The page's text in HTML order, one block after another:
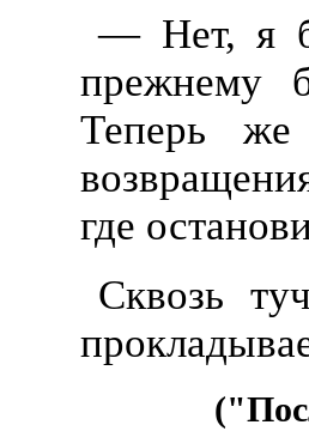
— Нет, я
прежнему
Теперь
где
Сквозь